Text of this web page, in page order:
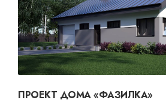
ПРОЕКТ ДОМА «ФАЗИЛКА»